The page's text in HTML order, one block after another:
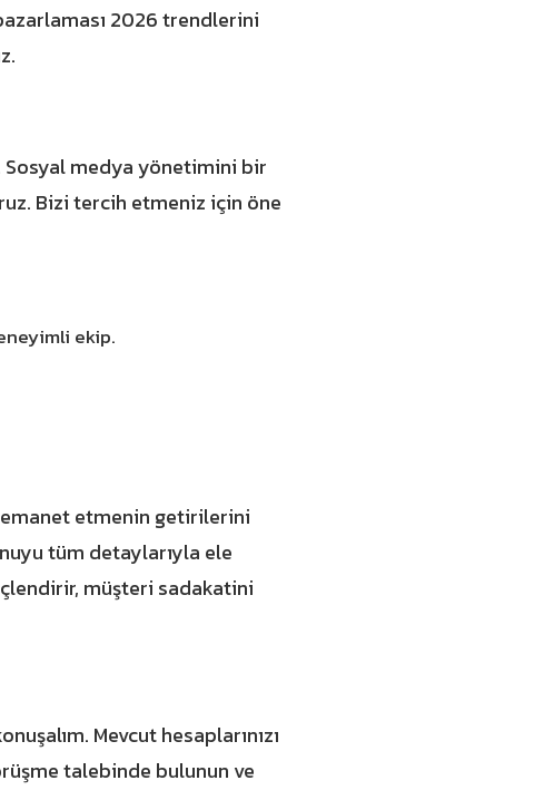
2026trendlerini
Sosyal medya yönetimini bir
Bizi tercih etmeniz için öne
ekip.
emanet etmenin getirilerini
tüm detaylarıyla ele
müşteri sadakatini
Mevcut hesaplarınızı
talebinde bulunun ve